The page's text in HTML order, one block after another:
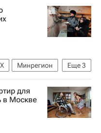
Еще3
Минрегион
компании
для
в Москве